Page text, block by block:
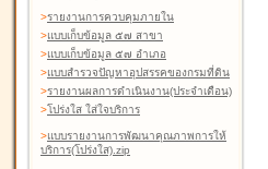
>รายงานการควบคุมภายใน
>แบบเก็บข้อมูล ๕๗ สาขา
>แบบเก็บข้อมูล ๕๗ อำเภอ
>แบบสำรวจปัญหาอุปสรรคของกรมที่ดิน
>รายงานผลการดำเนินงาน(ประจำเดือน)
>โปร่งใส ใส่ใจบริการ
>แบบรายงานการพัฒนาคุณภาพการให้
บริการ(โปร่งใส).zip